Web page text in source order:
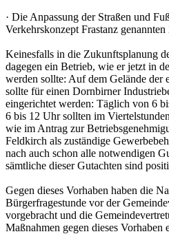
· Die Anpassung der Straßen und
Verkehrskonzept Frastanz genannten
Keinesfalls in die Zukunftsplanung
dagegen ein Betrieb, wie er jetzt in
werden sollte: Auf dem Gelände der
sollte für einen Dornbirner
eingerichtet werden: Täglich von 6
6 bis 12 Uhr sollten im
wie im Antrag zur
Feldkirch als zuständige
nach auch schon alle notwendigen
sämtliche dieser Gutachten sind
Gegen dieses Vorhaben haben die
Bürgerfragestunde vor der
vorgebracht und die
Maßnahmen gegen dieses Vorhaben